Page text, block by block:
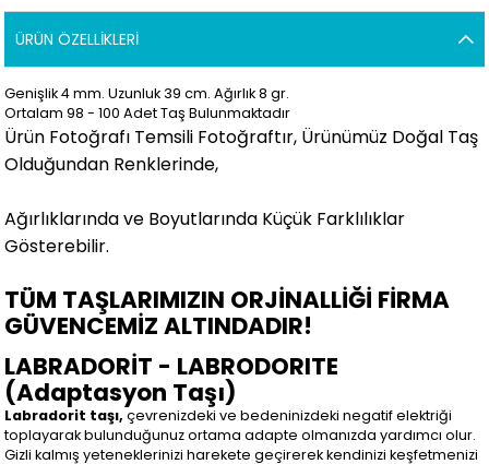
ÜRÜN ÖZELLIKLERI
Genişlik 4 mm. Uzunluk 39 cm. Ağırlık 8 gr.
Ortalam 98 - 100 Adet Taş Bulunmaktadır
Ürün Fotoğrafı Temsili Fotoğraftır, Ürünümüz Doğal Taş
Olduğundan Renklerinde,
Ağırlıklarında ve Boyutlarında Küçük Farklılıklar
Gösterebilir.
TÜM TAŞLARIMIZIN ORJİNALLİĞİ FİRMA
GÜVENCEMİZ ALTINDADIR!
LABRADORİT - LABRODORITE
(Adaptasyon Taşı)
Labradorit taşı,çevrenizdeki ve bedeninizdeki negatif elektriği
toplayarak bulunduğunuz ortama adapte olmanızda yardımcı olur.
Gizli kalmış yeteneklerinizi harekete geçirerek kendinizi keşfetmenizi